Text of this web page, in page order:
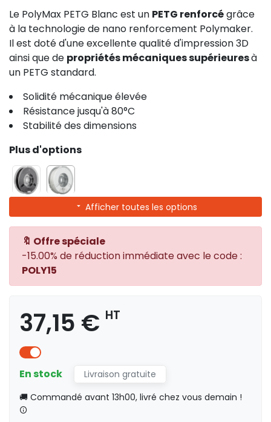
Le PolyMax PETG Blanc est un PETG renforcégrâce
à la technologie de nano renforcement Polymaker.
Il est doté d'une excellente qualité d'impression 3D
ainsi que de propriétés mécaniques supérieuresà
un PETG standard.
Solidité mécanique élevée
Résistance jusqu'à 80°C
Stabilité des dimensions
Plus d'options
Afficher toutes les options
🔖 Offre spéciale
-15.00% de réduction immédiate avec le code :
POLY15
37,15 € HT
En stock
Livraison gratuite
🚚 Commandé avant 13h00, livré chez vous demain !